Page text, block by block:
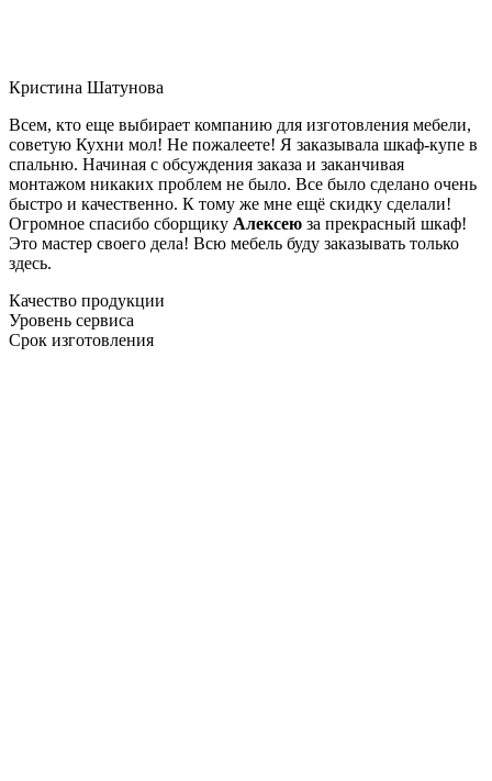
Кристина Шатунова
Всем, кто еще выбирает компанию для изготовления мебели,
советую Кухни мол! Не пожалеете! Я заказывала шкаф-купе в
спальню. Начиная с обсуждения заказа и заканчивая
монтажом никаких проблем не было. Все было сделано очень
быстро и качественно. К тому же мне ещё скидку сделали!
Огромное спасибо сборщику Алексею за прекрасный шкаф!
Это мастер своего дела! Всю мебель буду заказывать только
здесь.
Качество продукции
Уровень сервиса
Срок изготовления